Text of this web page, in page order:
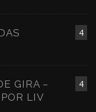
4
4
GIRA –
LIV